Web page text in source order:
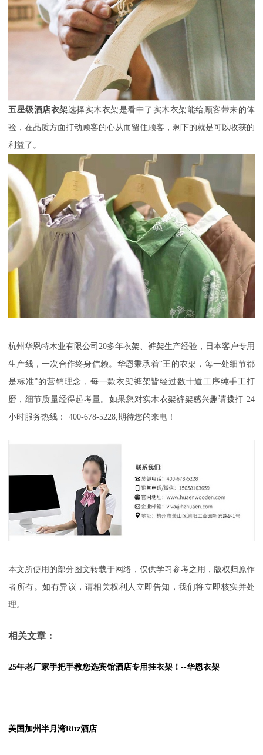
五星级酒店衣架选择实木衣架是看中了实木衣架能给顾客带来的体
验，在品质方面打动顾客的心从而留住顾客，剩下的就是可以收获的
利益了。
杭州华恩特木业有限公司 20多年衣架、裤架生产经验，日本客户专用
生产线，一次合作终身信赖。华恩秉承着“王的衣架，每一处细节都
是标准”的营销理念，每一款衣架裤架皆经过数十道工序纯手工打
磨，细节质量经得起考量。如果您对实木衣架裤架感兴趣请拨打 24
小时服务热线：
400-678-5228,期待您的来电！
本文所使用的部分图文转载于网络，仅供学习参考之用，版权归原作
者所有。如有异议，请相关权利人立即告知，我们将立即核实并处
理。
相关文章：
25年老厂家手把手教您选宾馆酒店专用挂衣架！--华恩衣架
美国加州半月湾Ritz酒店